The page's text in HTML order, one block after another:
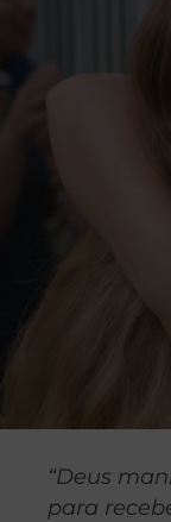
“Deus
para